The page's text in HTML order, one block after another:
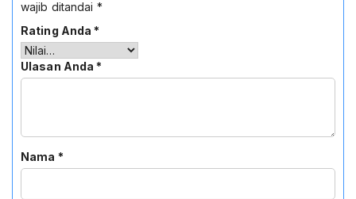
wajib ditandai *
Rating Anda*
Ulasan Anda*
Nama *